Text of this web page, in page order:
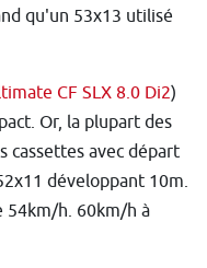
qu'un 53x13 utilisé
CF SLX 8.0 Di2)
Or, la plupart des
cassettes avec départ
développant 10m.
54km/h. 60km/h à